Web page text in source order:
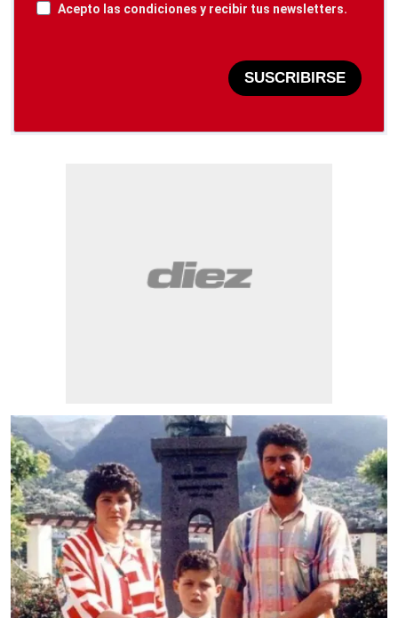
Acepto las condiciones y recibir tus newsletters.
SUSCRIBIRSE